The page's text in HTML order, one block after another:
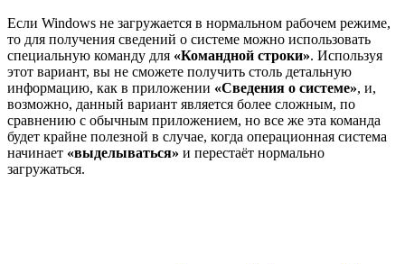
Если Windows не загружается в нормальном рабочем режиме,
то для получения сведений о системе можно использовать
специальную команду для «Командной строки». Используя
этот вариант, вы не сможете получить столь детальную
информацию, как в приложении «Сведения о системе», и,
возможно, данный вариант является более сложным, по
сравнению с обычным приложением, но все же эта команда
будет крайне полезной в случае, когда операционная система
начинает «выделываться» и перестаёт нормально
загружаться.